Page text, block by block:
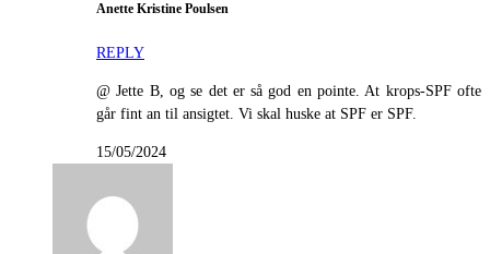
Anette Kristine Poulsen
REPLY
@ Jette B, og se det er så god en pointe. At krops-SPF ofte
går fint an til ansigtet. Vi skal huske at SPF er SPF.
15/05/2024